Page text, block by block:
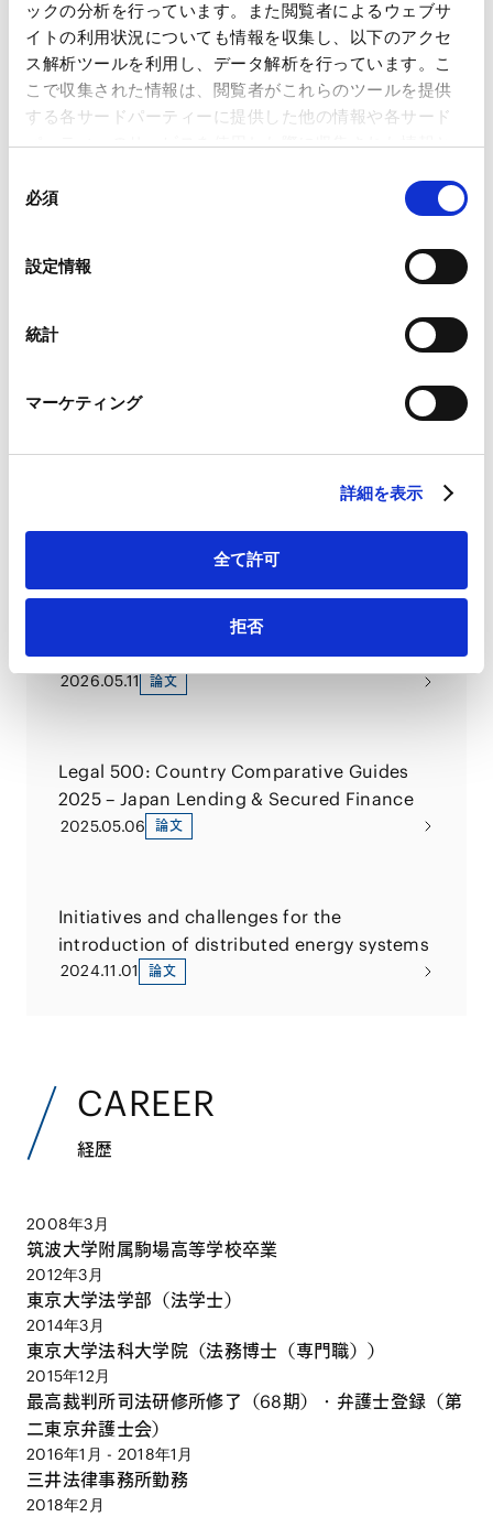
ックの分析を行っています。また閲覧者によるウェブサ
イトの利用状況についても情報を収集し、以下のアクセ
ス解析ツールを利用し、データ解析を行っています。こ
こで収集された情報は、閲覧者がこれらのツールを提供
する各サードパーティーに提供した他の情報や各サード
パーティーのサービスを使用した際に収集された情報と
ことがあります。
Google Analytics利用規約（
Marketo
外部サイト）
LinkedIn プライバシーポリシー（
HubSpot プライバシーポリシー（外部サイト）
必須
設定情報
統計
マーケティング
詳細を表示
全て許可
拒否
論を踏まえて）
配信申し込み
再エネ市場の近時のトピックとプロジェクト
ファイナンスの留意点【 アップデート版 】〜
【最新実務ポイント】を解説〜
再エネ案件の最新トピックに関するプロジェ
PPA、蓄電池、洋上風力発電の実務ポイントを
PUBLICATIONS
Legal 500: Country Comparative Guides
2026 – Japan Lending & Secured Finance
2026.05.11 論文
Legal 500: Country Comparative Guides
2025 – Japan Lending & Secured Finance
2025.05.06 論文
Initiatives and challenges for the
introduction of distributed energy systems
2024.11.01 論文
CAREER
経歴
2008年3月
筑波大学附属駒場高等学校卒業
2012年3月
東京大学法学部（法学士）
2014年3月
東京大学法科大学院（法務博士（専門職））
2015年12月
最高裁判所司法研修所修了（68期）・弁護士登録（第
二東京弁護士会）
2016年1月 - 2018年1月
三井法律事務所勤務
2018年2月